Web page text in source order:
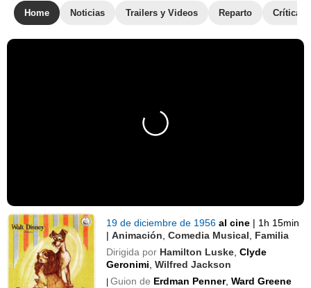
Home Noticias Trailers y Videos Reparto Críticas
19 de diciembre de 1956al cine | 1h 15min
| Animación ,Comedia Musical
Familia
Dirigida por Hamilton Luske ,Clyde
Geronimi ,Wilfred Jackson
| Guion de Erdman Penner,Ward Greene